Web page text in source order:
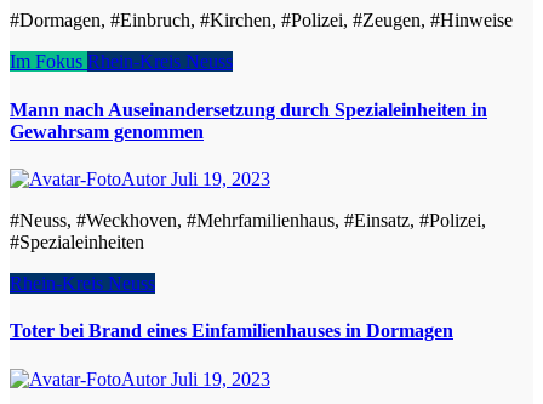
#Dormagen, #Einbruch, #Kirchen, #Polizei, #Zeugen, #Hinweise
Im Fokus Rhein-Kreis Neuss
Mann nach Auseinandersetzung durch Spezialeinheiten in
Gewahrsam genommen
AutorJuli 19, 2023
#Neuss, #Weckhoven, #Mehrfamilienhaus, #Einsatz, #Polizei,
#Spezialeinheiten
Rhein-Kreis Neuss
Toter bei Brand eines Einfamilienhauses in Dormagen
AutorJuli 19, 2023